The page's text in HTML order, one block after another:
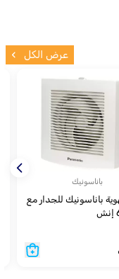
عرض الكل
باناسونيك
باناسونيك للجدار مع